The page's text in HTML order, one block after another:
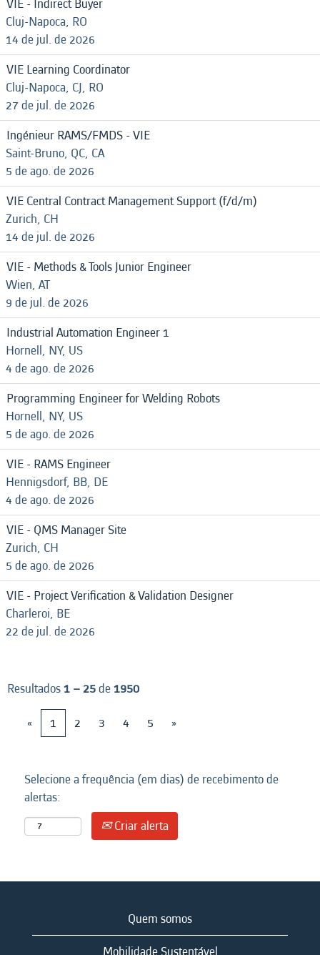
VIE - Indirect Buyer
Cluj-Napoca, RO
14 de jul. de 2026
VIE Learning Coordinator
Cluj-Napoca, CJ, RO
27 de jul. de 2026
Ingénieur RAMS/FMDS - VIE
Saint-Bruno, QC, CA
5 de ago. de 2026
VIE Central Contract Management Support (f/d/m)
Zurich, CH
14 de jul. de 2026
VIE - Methods & Tools Junior Engineer
Wien, AT
9 de jul. de 2026
Industrial Automation Engineer 1
Hornell, NY, US
4 de ago. de 2026
Programming Engineer for Welding Robots
Hornell, NY, US
5 de ago. de 2026
VIE - RAMS Engineer
Hennigsdorf, BB, DE
4 de ago. de 2026
VIE - QMS Manager Site
Zurich, CH
5 de ago. de 2026
VIE - Project Verification & Validation Designer
Charleroi, BE
22 de jul. de 2026
Resultados1 – 25de1950
«
1 2 3 4 5 »
Selecione a frequência (em dias) de recebimento de
alertas:
Criar alerta
Quem somos